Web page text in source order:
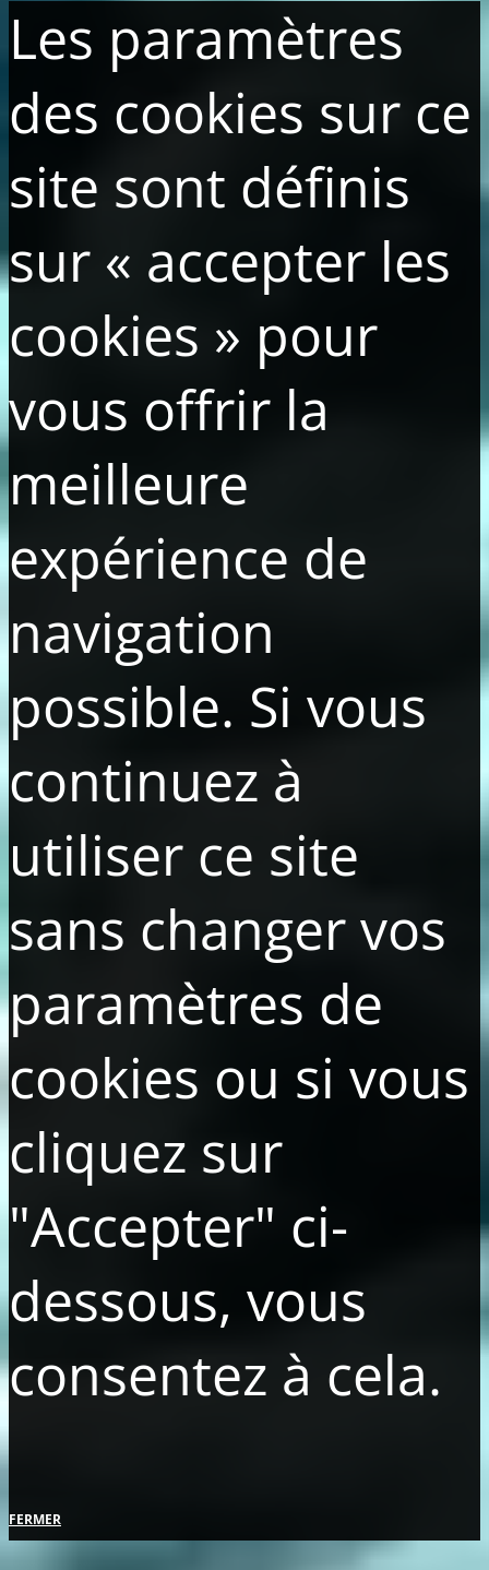
Les paramètres
des cookies sur ce
site sont définis
sur « accepter les
cookies » pour
vous offrir la
meilleure
expérience de
navigation
possible. Si vous
continuez à
utiliser ce site
sans changer vos
paramètres de
cookies ou si vous
cliquez sur
"Accepter" ci-
dessous, vous
consentez à cela.
FERMER